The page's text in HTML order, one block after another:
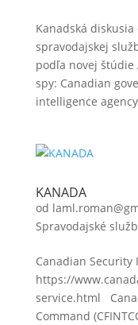
Kanadská
spravodajskej
podľa novej štúdie
spy: Canadian
intelligence
KANADA
od
Spravodajské
Canadian Security
https://
service.html
Command